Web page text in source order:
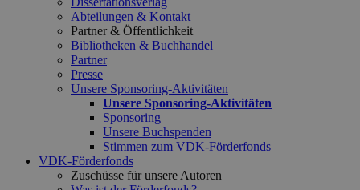
Abteilungen & Kontakt
Partner & Öffentlichkeit
Bibliotheken & Buchhandel
Partner
Presse
Unsere Sponsoring-Aktivitäten
Unsere Sponsoring-Aktivitäten
Sponsoring
Unsere Buchspenden
Stimmen zum VDK-Förderfonds
VDK-Förderfonds
Zuschüsse für unsere Autoren